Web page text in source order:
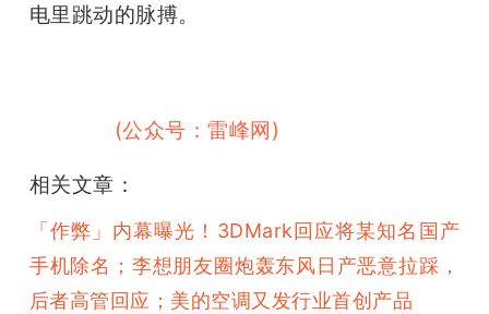
电里跳动的脉搏。
(公众号：雷峰网)
相关文章：
「作弊」内幕曝光！3DMark回应将某知名国产
手机除名；李想朋友圈炮轰东风日产恶意拉踩，
后者高管回应；美的空调又发行业首创产品